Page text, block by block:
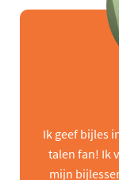
Ik geef bijles
talen fan! Ik
mijn